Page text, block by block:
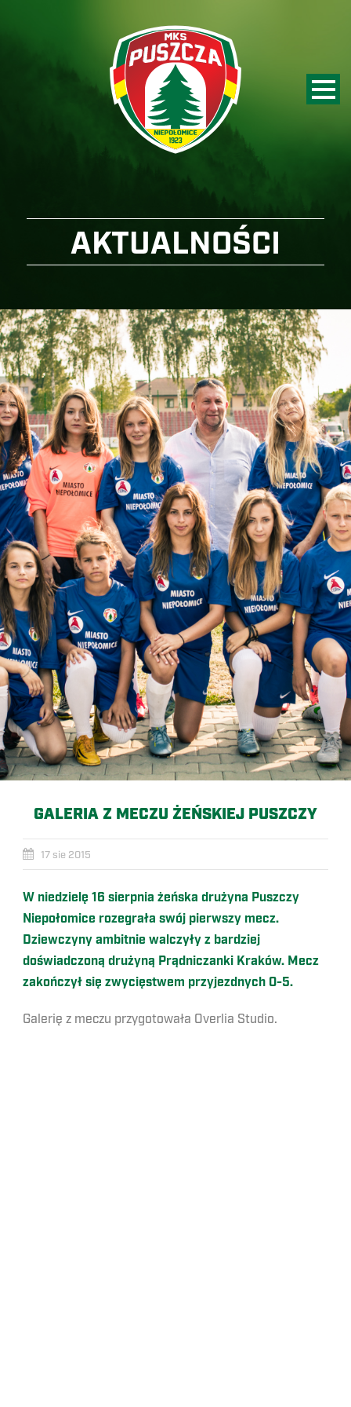
AKTUALNOŚCI
GALERIA Z MECZU ŻEŃSKIEJ PUSZCZY
17 sie 2015
W niedzielę 16 sierpnia żeńska drużyna Puszczy
Niepołomice rozegrała swój pierwszy mecz.
Dziewczyny ambitnie walczyły z bardziej
doświadczoną drużyną Prądniczanki Kraków. Mecz
zakończył się zwycięstwem przyjezdnych 0-5.
Galerię z meczu przygotowała Overlia Studio.